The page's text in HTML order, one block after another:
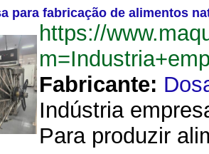
para fabricação de alimentos
https://
Fabricante:
Indústria
Para produzir